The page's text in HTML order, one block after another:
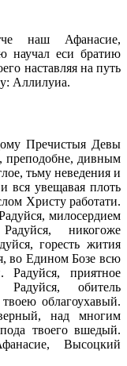
наш Афанасие,
научал еси братию
наставляя на путь
Аллилуиа.
Пречистыя Девы
преподобне, дивным
тьму неведения и
вся увещавая плоть
Христу работати.
милосердием
никогоже
горесть жития
во Едином Бозе всю
Радуйся, приятное
Радуйся, обитель
облагоухавый.
над многим
твоего вшедый.
Высоцкий